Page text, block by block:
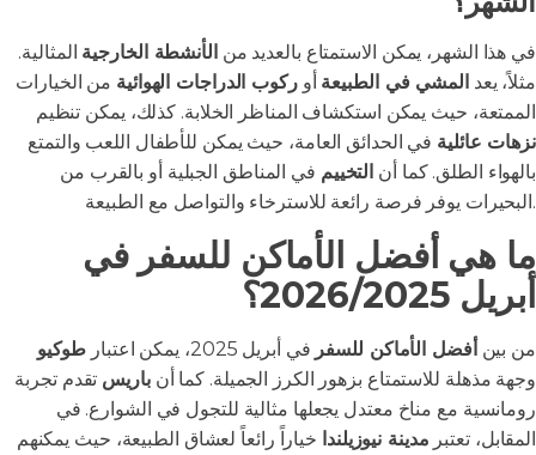
في هذا الشهر، يمكن الاستمتاع بالعديد من الأنشطة الخارجية المثالية.
مثلاً، يعد المشي في الطبيعة أوركوب الدراجات الهوائية من الخيارات
الممتعة، حيث يمكن استكشاف المناظر الخلابة. كذلك، يمكن تنظيم
نزهات عائلية في الحدائق العامة، حيث يمكن للأطفال اللعب والتمتع
بالهواء الطلق. كما أن التخييم في المناطق الجبلية أو بالقرب من
البحيرات يوفر فرصة رائعة للاسترخاء والتواصل مع الطبيعة.
ما هي أفضل الأماكن للسفر في
أبريل 2026/2025؟
من بين أفضل الأماكن للسفر في أبريل 2025، يمكن اعتبار
طوكيو
وجهة مذهلة للاستمتاع بزهور الكرز الجميلة. كما أنباريس تقدم تجربة
رومانسية مع مناخ معتدل يجعلها مثالية للتجول في الشوارع. في
المقابل، تعتبر مدينة نيوزيلندا خياراً رائعاً لعشاق الطبيعة، حيث يمكنهم